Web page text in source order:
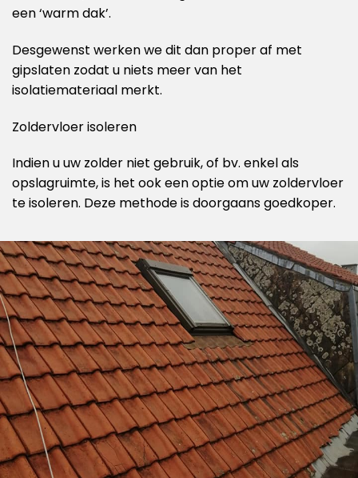
een ‘warm dak’.
Desgewenst werken we dit dan proper af met
gipslaten zodat u niets meer van het
isolatiemateriaal merkt.
Zoldervloer isoleren
Indien u uw zolder niet gebruik, of bv. enkel als
opslagruimte, is het ook een optie om uw zoldervloer
te isoleren. Deze methode is doorgaans goedkoper.